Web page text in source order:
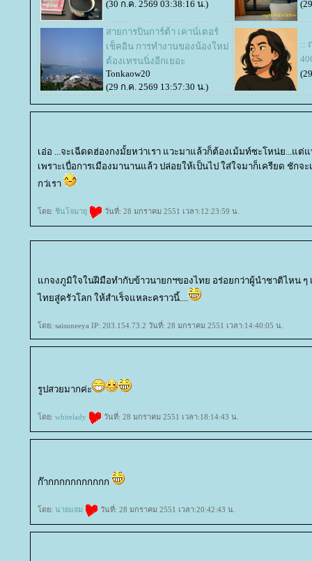
(30 ก.ค. 2569 03:38:16 น.)
สายการบินการ์ต้า เคาน์เตอร์
เช็คอิน การทำงานของน้องใหม่
ต้องเทรนนิ่งอีกเยอะ
Tonkaow20
(29 ก.ค. 2569 13:57:30 น.)
::
เอ่อ ...จะเฉีดดฮ่องกงมั้ยหว่าเรา แวะมาแล้วก็ต้องเม้มท์ซะโหน่ย...แต่
เพราะเบื่อการเมืองมานานแล้ว ปล่อยให้เป็นไป ใส่ใจมาก็เครียด ชัก
กว่เรา
ดย: ชินโจมายุ วันที่: 28 มกราคม 2551 เวลา:12:23:59 น.
กจงภูมิใจในฝีมือทำกับข้าวนายกฯของไทย อร่อยกว่าผู้นำชาติไหน ๆ
ไทยสู่ครัวโลก ให้สำเร็จแหละคราวนี้....
ดย: saisuneeya IP: 203.154.73.2 วันที่: 28 มกราคม 2551 เวลา:14:40:05 น.
รูปสวยมากค่ะ
ดย: whitelady วันที่: 28 มกราคม 2551 เวลา:18:14:43 น.
ก๊ากกกกกกกกกกก
ดย: นายแจม วันที่: 28 มกราคม 2551 เวลา:20:42:43 น.